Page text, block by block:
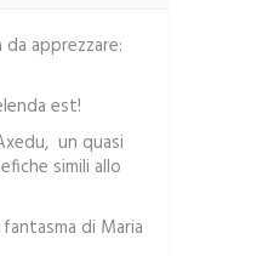
apprezzare:
est!
un quasi
simili allo
di Maria